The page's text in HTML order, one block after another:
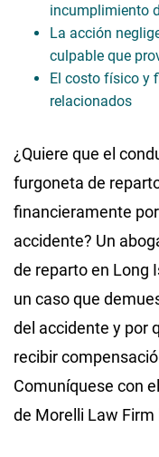
incumplimiento
La acción
culpable que
El costo físico y
relacionados
¿Quiere que el
furgoneta de
financieramente
accidente? Un
de reparto en Long
un caso que
del accidente y por
recibir
Comuníquese con
de Morelli Law Firm